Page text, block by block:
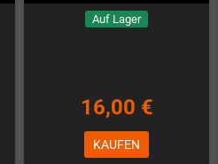
Auf Lager
16,00 €
KAUFEN